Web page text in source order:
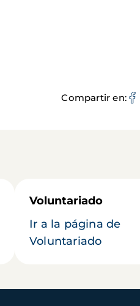
Compartir en
Voluntariado
Ir a la página de
Voluntariado